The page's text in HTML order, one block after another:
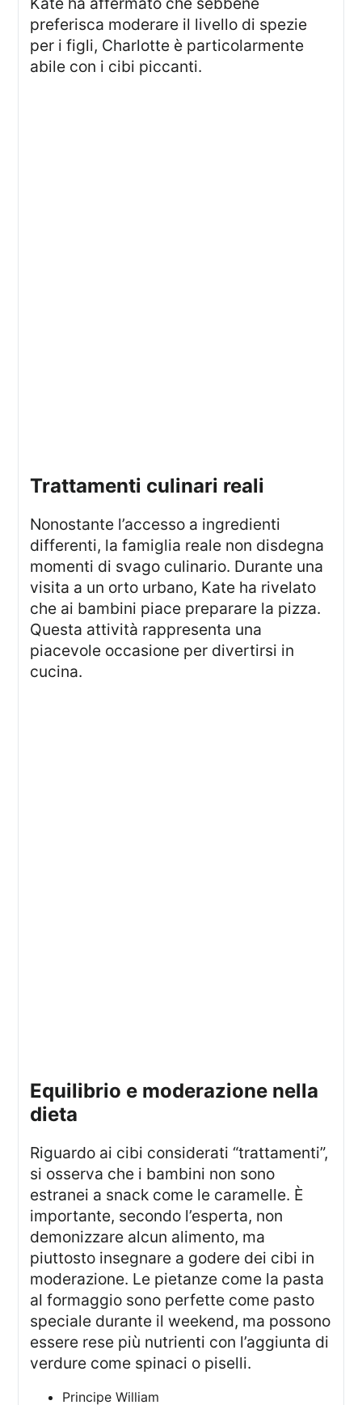
preferisca moderare il livello di spezie
per i figli, Charlotte è particolarmente
abile con i cibi piccanti.
Trattamenti culinari reali
Nonostante l’accesso a ingredienti
differenti, la famiglia reale non disdegna
momenti di svago culinario. Durante una
visita a un orto urbano, Kate ha rivelato
che ai bambini piace preparare la pizza.
Questa attività rappresenta una
piacevole occasione per divertirsi in
cucina.
Equilibrio e moderazione nella
dieta
Riguardo ai cibi considerati “trattamenti”,
si osserva che i bambini non sono
estranei a snack come le caramelle. È
importante, secondo l’esperta, non
demonizzare alcun alimento, ma
piuttosto insegnare a godere dei cibi in
moderazione. Le pietanze come la pasta
al formaggio sono perfette come pasto
speciale durante il weekend, ma possono
essere rese più nutrienti con l’aggiunta di
verdure come spinaci o piselli.
Principe William